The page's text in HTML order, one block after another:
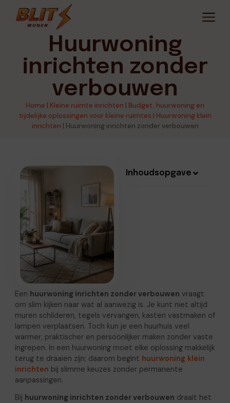
Huurwoning
inrichten zonder
verbouwen
Home | Kleine ruimte inrichten | Budget, huurwoning en
tijdelijke oplossingen voor kleine ruimtes | Huurwoning klein
inrichten | Huurwoning inrichten zonder verbouwen
Een huurwoning inrichten zonder verbouwen vraagt
om slim kijken naar wat al aanwezig is. Je kunt niet altijd
muren schilderen, tegels vervangen, kasten vastmaken of
lampen verplaatsen. Toch kun je een huurhuis veel
warmer, praktischer en persoonlijker maken zonder vaste
ingrepen. In een huurwoning moet elke oplossing makkelijk
terug te draaien zijn; daarom begint huurwoning klein
inrichten bij slimme keuzes zonder permanente
aanpassingen.
Bij huurwoning inrichten zonder verbouwen draait het
Inhoudsopgave